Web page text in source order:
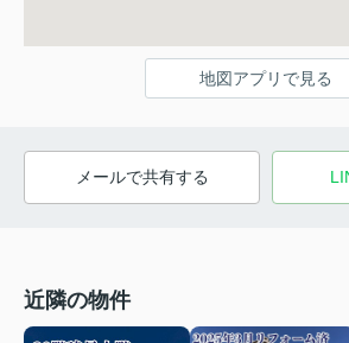
地図アプリで見る
メールで共有する
近隣の物件